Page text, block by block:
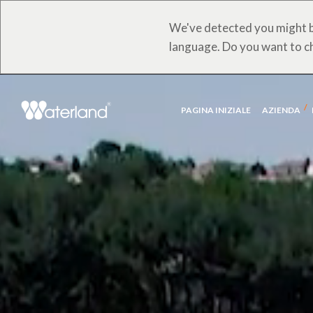
We've detected you might
language. Do you want to
PAGINA INIZIALE AZIENDA